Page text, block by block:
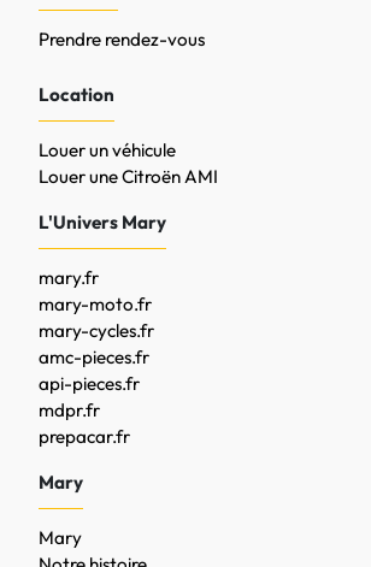
Prendre rendez-vous
Location
Louer un véhicule
Louer une Citroën AMI
L'Univers Mary
mary.fr
mary-moto.fr
mary-cycles.fr
amc-pieces.fr
api-pieces.fr
mdpr.fr
prepacar.fr
Mary
Mary